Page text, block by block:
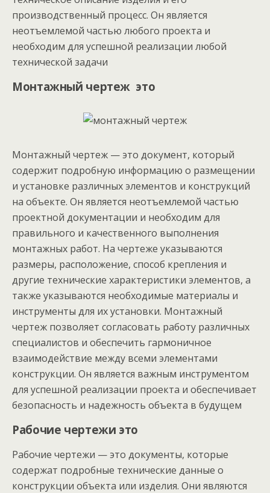
производственный процесс. Он является
неотъемлемой частью любого проекта и
необходим для успешной реализации любой
технической задачи
Монтажный чертеж это
Монтажный чертеж — это документ, который
содержит подробную информацию о размещении
и установке различных элементов и конструкций
на объекте. Он является неотъемлемой частью
проектной документации и необходим для
правильного и качественного выполнения
монтажных работ. На чертеже указываются
размеры, расположение, способ крепления и
другие технические характеристики элементов, а
также указываются необходимые материалы и
инструменты для их установки. Монтажный
чертеж позволяет согласовать работу различных
специалистов и обеспечить гармоничное
взаимодействие между всеми элементами
конструкции. Он является важным инструментом
для успешной реализации проекта и обеспечивает
безопасность и надежность объекта в будущем
Рабочие чертежи это
Рабочие чертежи — это документы, которые
содержат подробные технические данные о
конструкции объекта или изделия. Они являются